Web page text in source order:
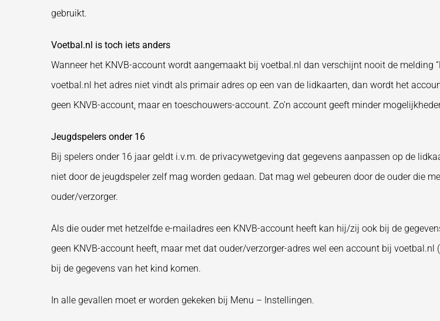
gebruikt.
Voetbal.nl is toch iets anders
Wanneer het KNVB-account wordt aangemaakt bij voetbal.nl dan verschijnt nooit de melding
voetbal.nl het adres niet vindt als primair adres op een van de lidkaarten, dan wordt het
geen KNVB-account, maar en toeschouwers-account. Zo’n account geeft minder
Jeugdspelers onder 16
Bij spelers onder 16 jaar geldt i.v.m. de privacywetgeving dat gegevens aanpassen op de
niet door de jeugdspeler zelf mag worden gedaan. Dat mag wel gebeuren door de ouder die
ouder/verzorger.
Als die ouder met hetzelfde e-mailadres een KNVB-account heeft kan hij/zij ook bij de
geen KNVB-account heeft, maar met dat ouder/verzorger-adres wel een account bij
bij de gegevens van het kind komen.
In alle gevallen moet er worden gekeken bij Menu – Instellingen.